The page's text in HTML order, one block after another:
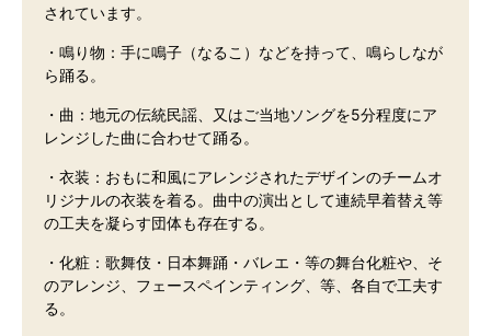
されています。
・鳴り物：手に鳴子（なるこ）などを持って、鳴らしなが
ら踊る。
・曲：地元の伝統民謡、又はご当地ソングを5分程度にア
レンジした曲に合わせて踊る。
・衣装：おもに和風にアレンジされたデザインのチームオ
リジナルの衣装を着る。曲中の演出として連続早着替え等
の工夫を凝らす団体も存在する。
・化粧：歌舞伎・日本舞踊・バレエ・等の舞台化粧や、そ
のアレンジ、フェースペインティング、等、各自で工夫す
る。